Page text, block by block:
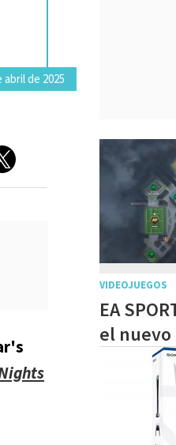
de 2025
VIDEOJUEGOS
EA
el nuevo